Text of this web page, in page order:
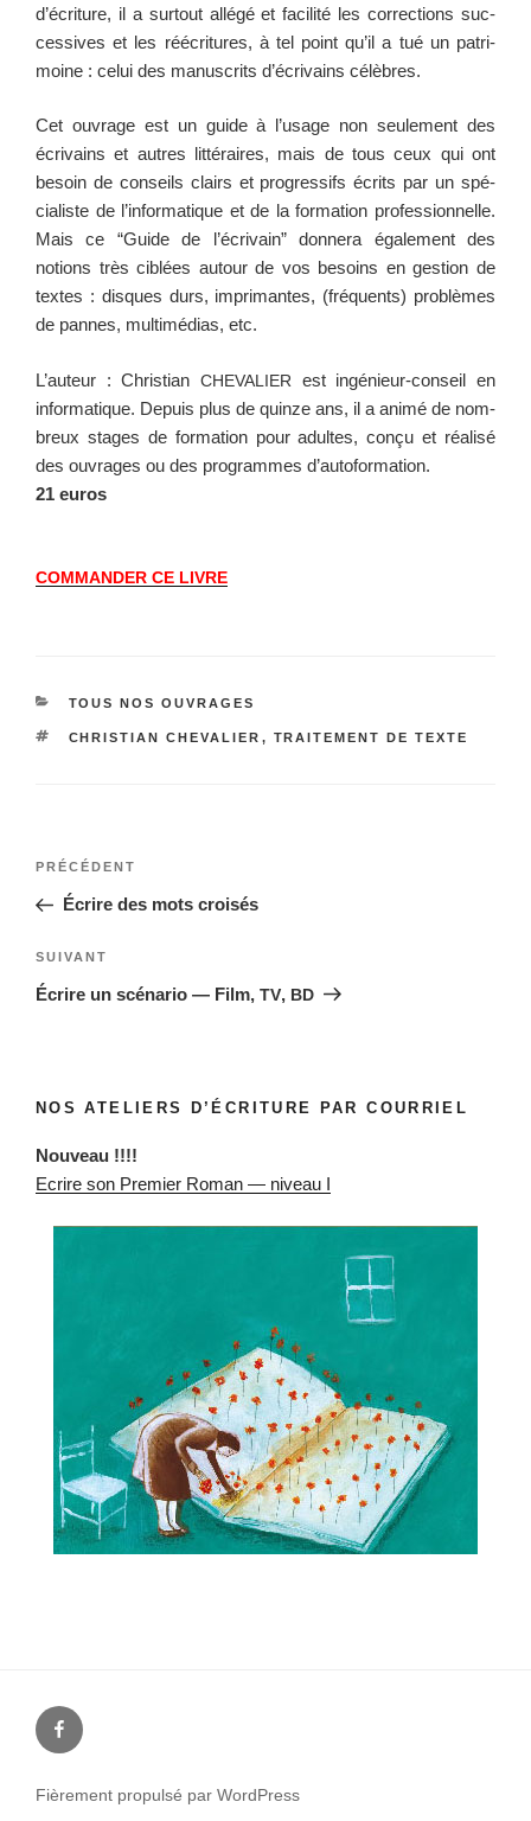
d’écriture, il a surtout allégé et facil­ité les cor­rec­tions suc­
ces­sives et les réécri­t­ures, à tel point qu’il a tué un pat­ri­
moine : celui des man­u­scrits d’écrivains célèbres.
Cet ouvrage est un guide à l’usage non seule­ment des
écrivains et autres lit­téraires, mais de tous ceux qui ont
besoin de con­seils clairs et pro­gres­sifs écrits par un spé­
cial­iste de l’informatique et de la for­ma­tion pro­fes­sion­nelle.
Mais ce “Guide de l’écrivain” don­nera égale­ment des
notions très ciblées autour de vos besoins en ges­tion de
textes : dis­ques durs, imp­ri­mantes, (fréquents) prob­lèmes
de pannes, mul­ti­mé­dias, etc.
L’auteur : Chris­t­ian CHEVALIER
est ingénieur-con­seil en
infor­ma­tique. Depuis plus de quinze ans, il a ani­mé de nom­
breux stages de for­ma­tion pour adultes, conçu et réal­isé
des ouvrages ou des pro­grammes d’autoformation.
21 euros
COMMANDER CE LIVRE
CATÉGORIES
TOUS NOS OUVRAGES
ÉTIQUETTES
CHRISTIAN CHEVALIER , TRAITEMENT DE TEXTE
Navigation
l’article
Article
précédent
PRÉCÉDENT
Écrire des mots croisés
Article
suivant
SUIVANT
Écrire un scénario — Film, TV, BD
NOS ATELIERS D’ÉCRITURE PAR COURRIEL
Nou­veau !!!!
Ecrire son Pre­mier Roman — niveau I
Facebook
Fièrement propulsé par WordPress